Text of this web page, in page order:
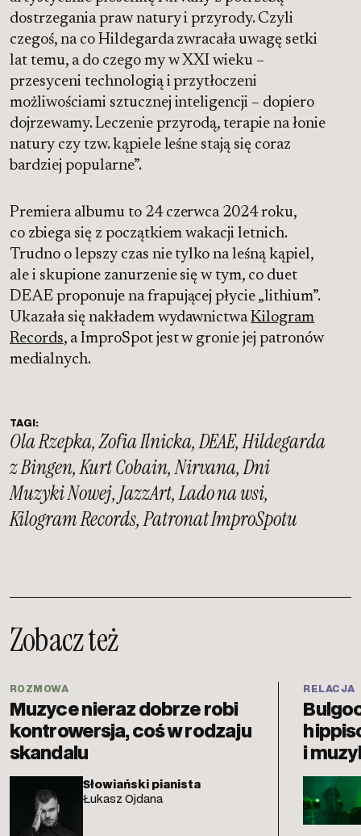
dostrzegania praw natury i przyrody. Czyli
czegoś, na co Hildegarda zwracała uwagę setki
lat temu, a do czego my w XXI wieku –
przesyceni technologią i przytłoczeni
możliwościami sztucznej inteligencji – dopiero
dojrzewamy. Leczenie przyrodą, terapie na łonie
natury czy tzw. kąpiele leśne stają się coraz
bardziej popularne”.
Premiera albumu to 24 czerwca 2024 roku,
co zbiega się z początkiem wakacji letnich.
Trudno o lepszy czas nie tylko na leśną kąpiel,
ale i skupione zanurzenie się w tym, co duet
DEAE proponuje na frapującej płycie „lithium”.
Ukazała się nakładem wydawnictwaKilogram
Records, a ImproSpot jest w gronie jej patronów
medialnych.
TAGI:
Ola Rzepka,Zofia Ilnicka,DEAE,Hildegarda
z Bingen,Kurt Cobain,Nirvana,Dni
Muzyki Nowej,JazzArt,Lado na wsi,
Kilogram Records,Patronat ImproSpotu
Zobacz też
ROZMOWA
Muzyce nieraz dobrze robi
kontrowersja, coś w rodzaju
skandalu
Słowiański pianista
Łukasz Ojdana
RELACJA
i